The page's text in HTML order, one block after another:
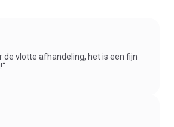
de vlotte afhandeling, het is een fijn